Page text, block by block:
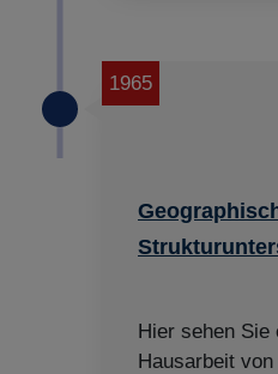
1965
Hier sehen
Hausarbeit